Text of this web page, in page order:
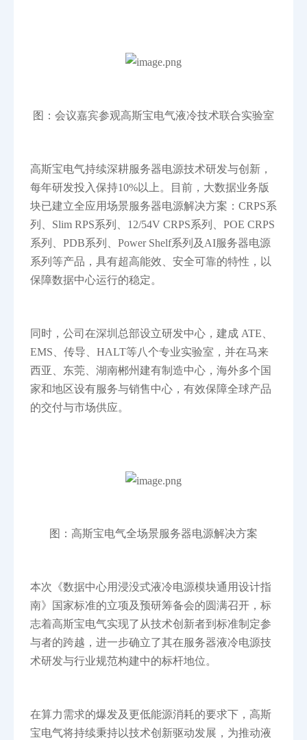
图：会议嘉宾参观高斯宝电气液冷技术联合实验室
高斯宝电气持续深耕服务器电源技术研发与创新，
每年研发投入保持10%以上。目前，大数据业务版
块已建立全应用场景服务器电源解决方案：CRPS系
列、Slim RPS系列、12/54V CRPS系列、POE CRPS
系列、PDB系列、Power Shelf系列及AI服务器电源
系列等产品，具有超高能效、安全可靠的特性，以
保障数据中心运行的稳定。
同时，公司在深圳总部设立研发中心，建成 ATE、
EMS、传导、HALT等八个专业实验室，并在马来
西亚、东莞、湖南郴州建有制造中心，海外多个国
家和地区设有服务与销售中心，有效保障全球产品
的交付与市场供应。
图：高斯宝电气全场景服务器电源解决方案
本次《数据中心用浸没式液冷电源模块通用设计指
南》国家标准的立项及预研筹备会的圆满召开，标
志着高斯宝电气实现了从技术创新者到标准制定参
与者的跨越，进一步确立了其在服务器液冷电源技
术研发与行业规范构建中的标杆地位。
在算力需求的爆发及更低能源消耗的要求下，高斯
宝电气将持续秉持以技术创新驱动发展，为推动液